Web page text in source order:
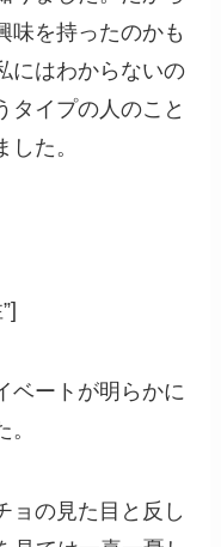
味を持ったのかも
にはわからないの
タイプの人のこと
た。
ベートが明らかに
ョの見た目と反し